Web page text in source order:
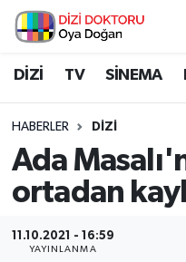
DİZİ TV SİNEMA
HABERLER DİZİ
Ada
ortadan
11.10.2021 - 16:59
YAYINLANMA
İstanbul Nöbetçi
İstanbul Namaz
İstanbul Trafik
Süper Lig Puan